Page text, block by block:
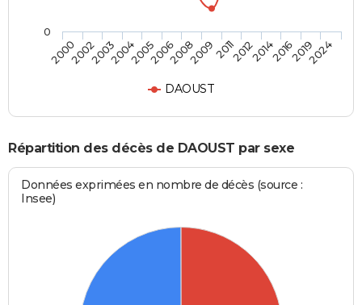
DAOUST
20002002200320042005200620082009201120122014201620192024
0
Répartition des décès de DAOUST par sexe
Données exprimées en nombre de décès (source :
Insee)